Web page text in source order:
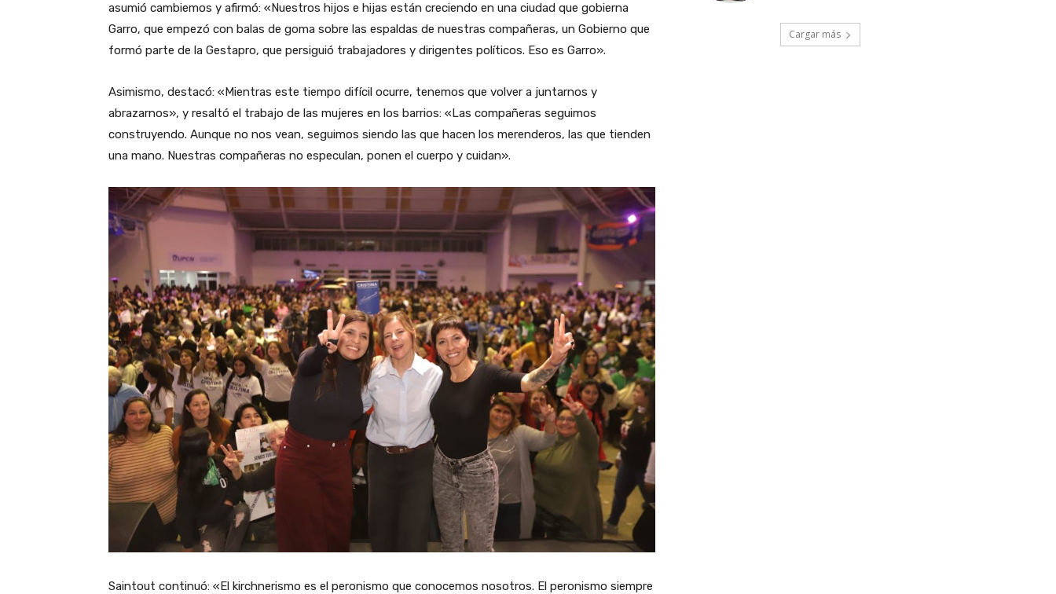
asumió cambiemos y afirmó: «Nuestros hijos e hijas están creciendo en una ciudad que gobierna
Garro, que empezó con balas de goma sobre las espaldas de nuestras compañeras, un Gobierno que
formó parte de la Gestapro, que persiguió trabajadores y dirigentes políticos. Eso es Garro».
Asimismo, destacó: «Mientras este tiempo difícil ocurre, tenemos que volver a juntarnos y
abrazarnos», y resaltó el trabajo de las mujeres en los barrios: «Las compañeras seguimos
construyendo. Aunque no nos vean, seguimos siendo las que hacen los merenderos, las que tienden
una mano. Nuestras compañeras no especulan, ponen el cuerpo y cuidan».
Saintout continuó: «El kirchnerismo es el peronismo que conocemos nosotros. El peronismo siempre
Cargar más